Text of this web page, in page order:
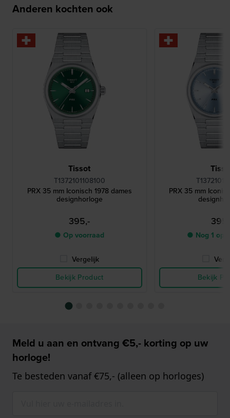
Anderen kochten ook
Tissot
T1372101108100
PRX 35 mm Iconisch 1978 dames
designhorloge
395,-
● Op voorraad
Vergelijk
Bekijk Product
PRX 35 mm
● Nog 1 op
Bekijk
Meld u aan en ontvang €5,- korting op uw
horloge!
Te besteden vanaf €75,- (alleen op horloges)